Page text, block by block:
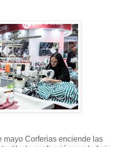
mayo Corferias enciende las